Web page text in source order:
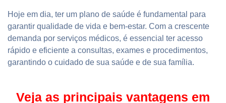
Hoje em dia, ter um plano de saúde é fundamental para
garantir qualidade de vida e bem-estar. Com a crescente
demanda por serviços médicos, é essencial ter acesso
rápido e eficiente a consultas, exames e procedimentos,
garantindo o cuidado de sua saúde e de sua família.
Veja as principais vantagens em